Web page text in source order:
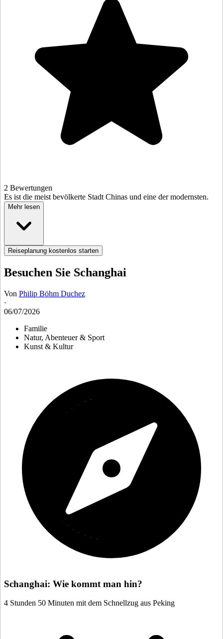
2 Bewertungen
Es ist die meist bevölkerte Stadt Chinas und eine der modernsten.
Mehr lesen
Reiseplanung kostenlos starten
Besuchen Sie Schanghai
Von Philip Böhm Duchez
·
06/07/2026
Familie
Natur, Abenteuer & Sport
Kunst & Kultur
Schanghai: Wie kommt man hin?
4 Stunden 50 Minuten mit dem Schnellzug aus Peking